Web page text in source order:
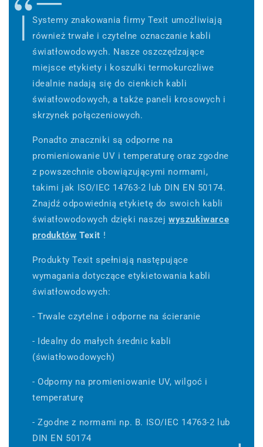
Systemy znakowania firmy Texit umożliwiają
również trwałe i czytelne oznaczanie kabli
światłowodowych. Nasze oszczędzające
miejsce etykiety i koszulki termokurczliwe
idealnie nadają się do cienkich kabli
światłowodowych, a także paneli krosowych i
skrzynek połączeniowych.
Ponadto znaczniki są odporne na
promieniowanie UV i temperaturę oraz zgodne
z powszechnie obowiązującymi normami,
takimi jak ISO/IEC 14763-2 lub DIN EN 50174.
Znajdź odpowiednią etykietę do swoich kabli
światłowodowych dzięki naszejwyszukiwarce
produktów Texit !
Produkty Texit spełniają następujące
wymagania dotyczące etykietowania kabli
światłowodowych:
- Trwale czytelne i odporne na ścieranie
- Idealny do małych średnic kabli
(światłowodowych)
- Odporny na promieniowanie UV, wilgoć i
temperaturę
- Zgodne z normami np. B. ISO/IEC 14763-2 lub
DIN EN 50174